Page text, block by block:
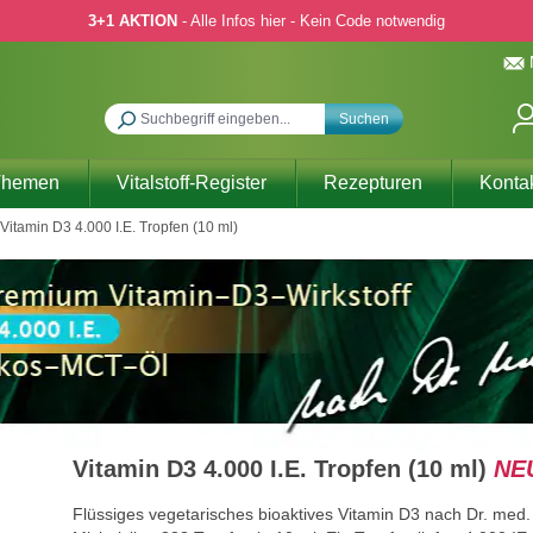
3+1 AKTION - Alle Infos hier - Kein Code notwendig
Suchen
Vitalstoff-Register Rezepturen
Vitamin D3 4.000 I.E. Tropfen (10 ml)
Vitamin D3 4.000 I.E. Tropfen (10 ml)
Flüssiges vegetarisches bioaktives Vitamin D3 nach Dr. med.